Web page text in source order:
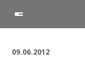
09.06.2012